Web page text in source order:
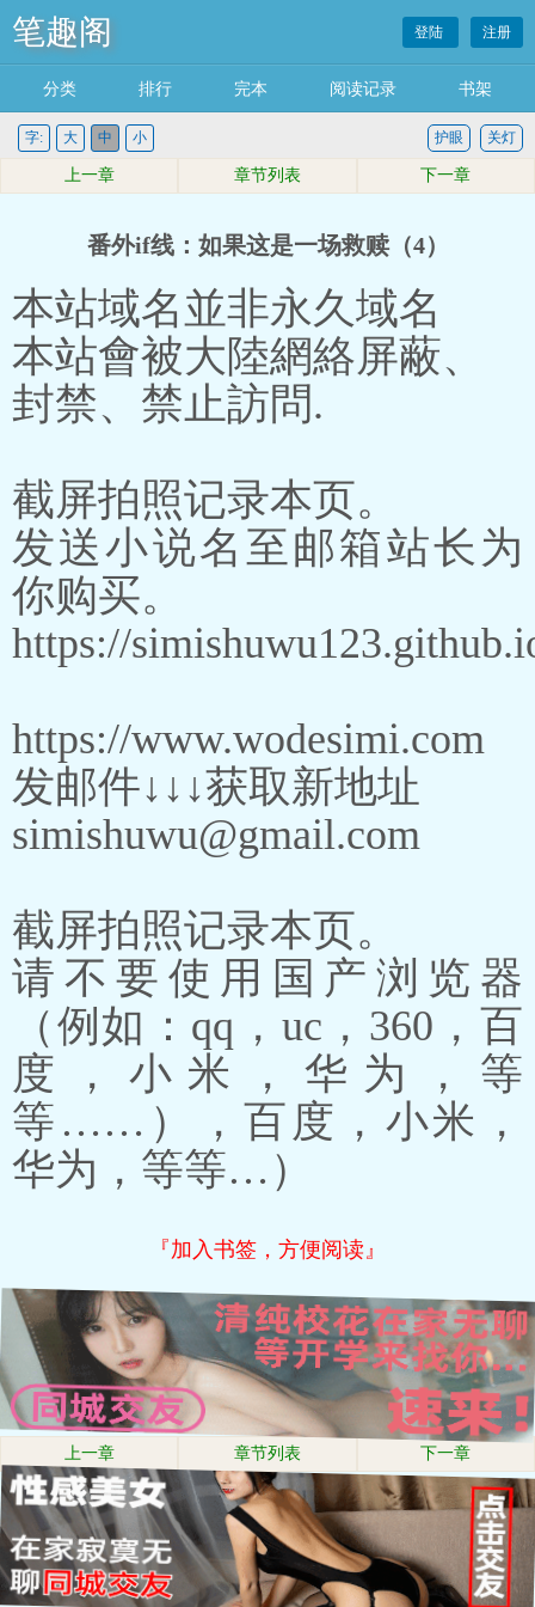
笔趣阁 登陆 注册
分类 排行 完本 阅读记录 书架
字: 大 中 小 关灯
护眼
上一章 章节列表 下一章
番外if线：如果这是一场救赎（4）
本站域名並非永久域名
本站會被大陸網絡屏蔽、
封禁、禁止訪問.
截屏拍照记录本页。
发送小说名至邮箱站长为
你购买。
https://
https://www.wodesimi.com
发邮件↓↓↓获取新地址
simishuwu@gmail.com
截屏拍照记录本页。
请不要使用国产浏览器
（例如：qq，uc，360，百
度，小米，华为，等
等……），百度，小米，
华为，等等…）
『加入书签，方便阅读』
上一章 章节列表 下一章